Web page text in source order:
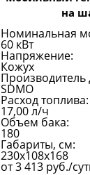
на
Номинальная
60 кВт
Напряжение:
Кожух
Производитель
SDMO
Расход топлива:
17,00 л/ч
Объем бака:
180
Габариты, см:
230х108х168
от3 413 руб./